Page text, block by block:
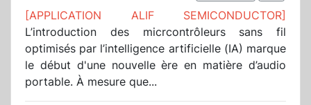
[APPLICATION ALIF SEMICONDUCTOR]
L’introduction des micrcontrôleurs sans fil
optimisés par l’intelligence artificielle (IA) marque
le début d'une nouvelle ère en matière d’audio
portable. À mesure que...